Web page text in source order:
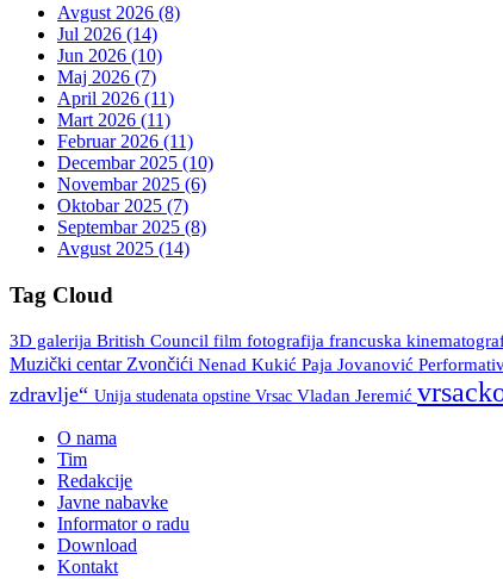
Avgust 2026 (8)
Jul 2026 (14)
Jun 2026 (10)
Maj 2026 (7)
April 2026 (11)
Mart 2026 (11)
Februar 2026 (11)
Decembar 2025 (10)
Novembar 2025 (6)
Oktobar 2025 (7)
Septembar 2025 (8)
Avgust 2025 (14)
Tag Cloud
3D galerija British Council film fotografija francuska
Muzički centar Zvončići Nenad Kukić Paja Jovanović
zdravlje“ Unija studenata opstine Vrsac Vladan Jeremić
O nama
Tim
Redakcije
Javne nabavke
Informator o radu
Download
Kontakt